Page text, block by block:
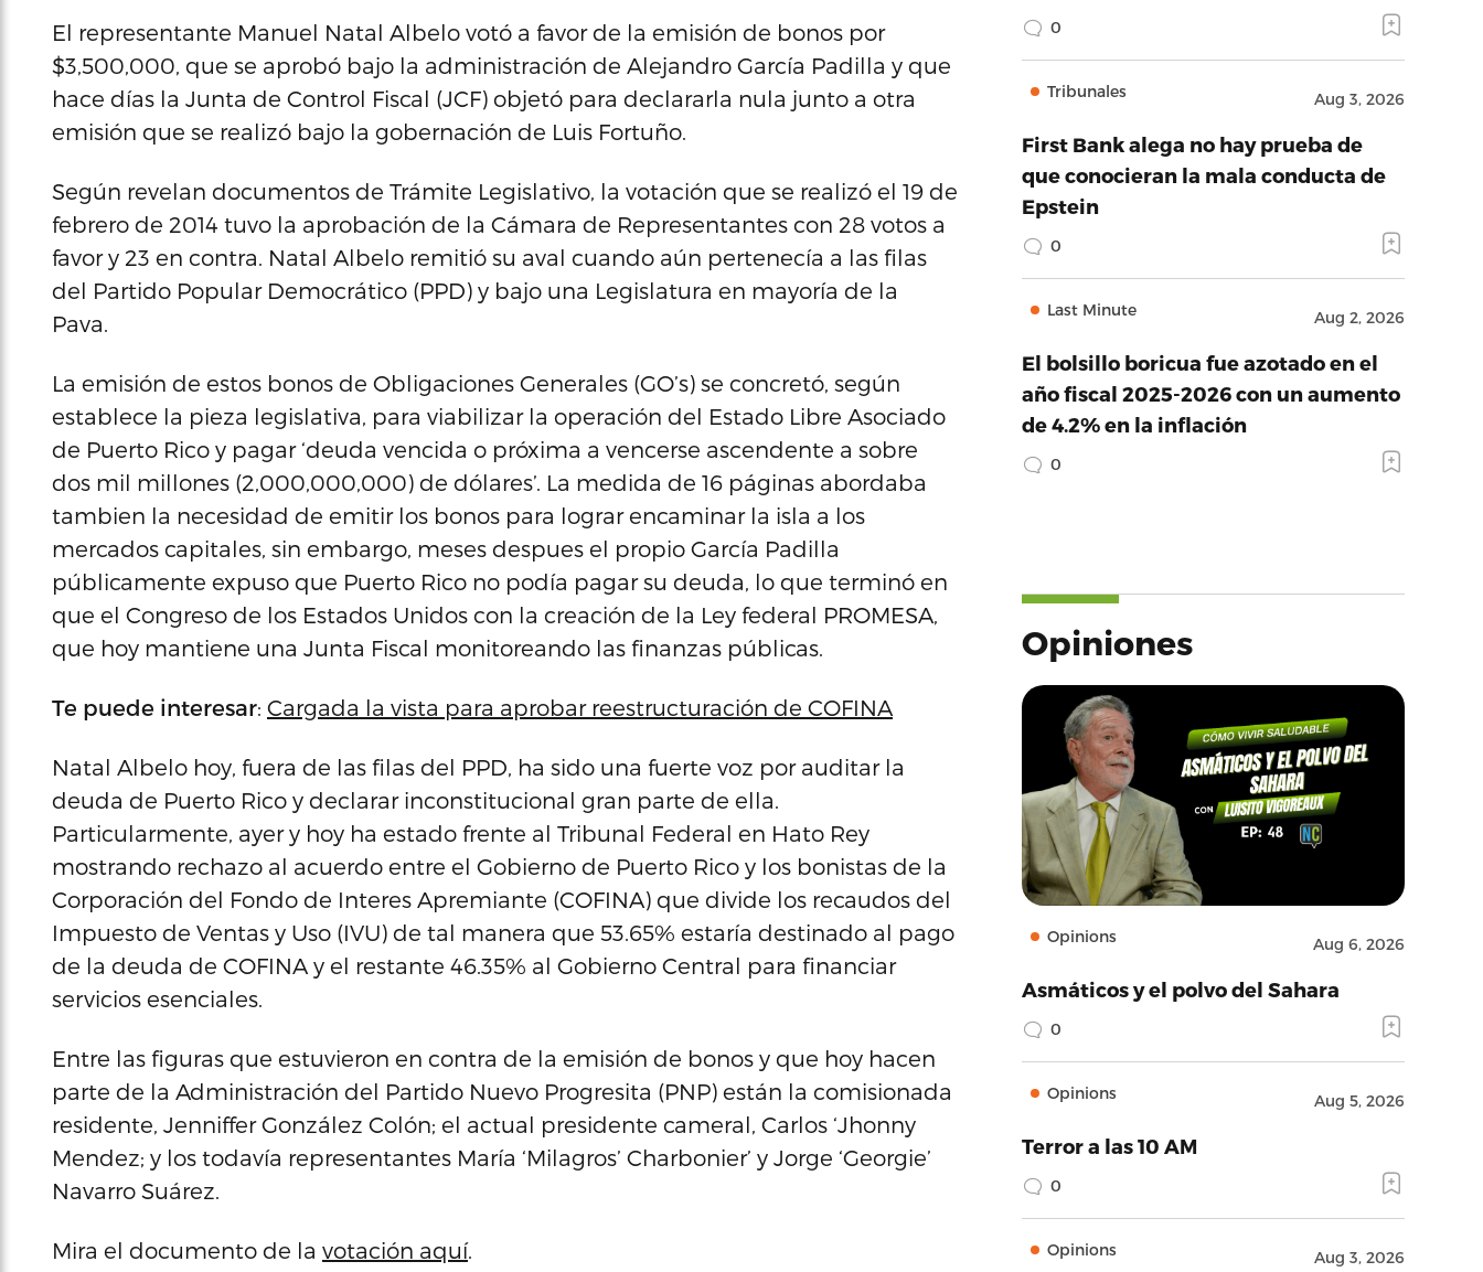
El representante Manuel Natal Albelo votó a favor de la emisión de bonos por
$3,500,000, que se aprobó bajo la administración de Alejandro García Padilla y que
hace días la Junta de Control Fiscal (JCF) objetó para declararla nula junto a otra
emisión que se realizó bajo la gobernación de Luis Fortuño.
Según revelan documentos de Trámite Legislativo, la votación que se realizó el 19 de
febrero de 2014 tuvo la aprobación de la Cámara de Representantes con 28 votos a
favor y 23 en contra. Natal Albelo remitió su aval cuando aún pertenecía a las filas
del Partido Popular Democrático (PPD) y bajo una Legislatura en mayoría de la
Pava.
La emisión de estos bonos de Obligaciones Generales (GO’s) se concretó, según
establece la pieza legislativa, para viabilizar la operación del Estado Libre Asociado
de Puerto Rico y pagar ‘deuda vencida o próxima a vencerse ascendente a sobre
dos mil millones (2,000,000,000) de dólares’. La medida de 16 páginas abordaba
tambien la necesidad de emitir los bonos para lograr encaminar la isla a los
mercados capitales, sin embargo, meses despues el propio García Padilla
públicamente expuso que Puerto Rico no podía pagar su deuda, lo que terminó en
que el Congreso de los Estados Unidos con la creación de la Ley federal PROMESA,
que hoy mantiene una Junta Fiscal monitoreando las finanzas públicas.
Te puede interesar: Cargada la vista para aprobar reestructuración de COFINA
Natal Albelo hoy, fuera de las filas del PPD, ha sido una fuerte voz por auditar la
deuda de Puerto Rico y declarar inconstitucional gran parte de ella.
Particularmente, ayer y hoy ha estado frente al Tribunal Federal en Hato Rey
mostrando rechazo al acuerdo entre el Gobierno de Puerto Rico y los bonistas de la
Corporación del Fondo de Interes Apremiante (COFINA) que divide los recaudos del
Impuesto de Ventas y Uso (IVU) de tal manera que 53.65% estaría destinado al pago
de la deuda de COFINA y el restante 46.35% al Gobierno Central para financiar
servicios esenciales.
Entre las figuras que estuvieron en contra de la emisión de bonos y que hoy hacen
parte de la Administración del Partido Nuevo Progresita (PNP) están la comisionada
residente, Jenniffer González Colón; el actual presidente cameral, Carlos ‘Jhonny
Mendez; y los todavía representantes María ‘Milagros’ Charbonier’ y Jorge ‘Georgie’
Navarro Suárez.
Mira el documento de la votación aquí.
0
Tribunales Aug 3, 2026
First Bank alega no hay prueba de
que conocieran la mala conducta de
Epstein
0
Last Minute Aug 2, 2026
El bolsillo boricua fue azotado en el
año fiscal 2025-2026 con un aumento
de 4.2% en la inflación
0
Opiniones
Opinions Aug 6, 2026
Asmáticos y el polvo del Sahara
0
Opinions Aug 5, 2026
Terror a las 10 AM
0
Opinions Aug 3, 2026